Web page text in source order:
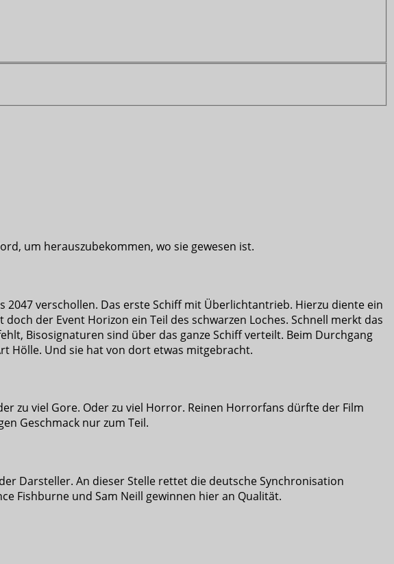
um herauszubekommen, wo sie gewesen ist.
verschollen. Das erste Schiff mit Überlichtantrieb. Hierzu diente ein
der Event Horizon ein Teil des schwarzen Loches. Schnell merkt das
Bisosignaturen sind über das ganze Schiff verteilt. Beim Durchgang
Hölle. Und sie hat von dort etwas mitgebracht.
zu viel Gore. Oder zu viel Horror. Reinen Horrorfans dürfte der Film
Geschmack nur zum Teil.
Darsteller. An dieser Stelle rettet die deutsche Synchronisation
Fishburne und Sam Neill gewinnen hier an Qualität.